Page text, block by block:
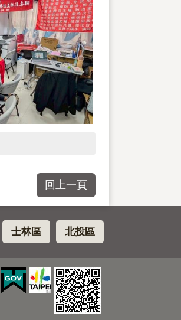
回上一頁
士林區 北投區